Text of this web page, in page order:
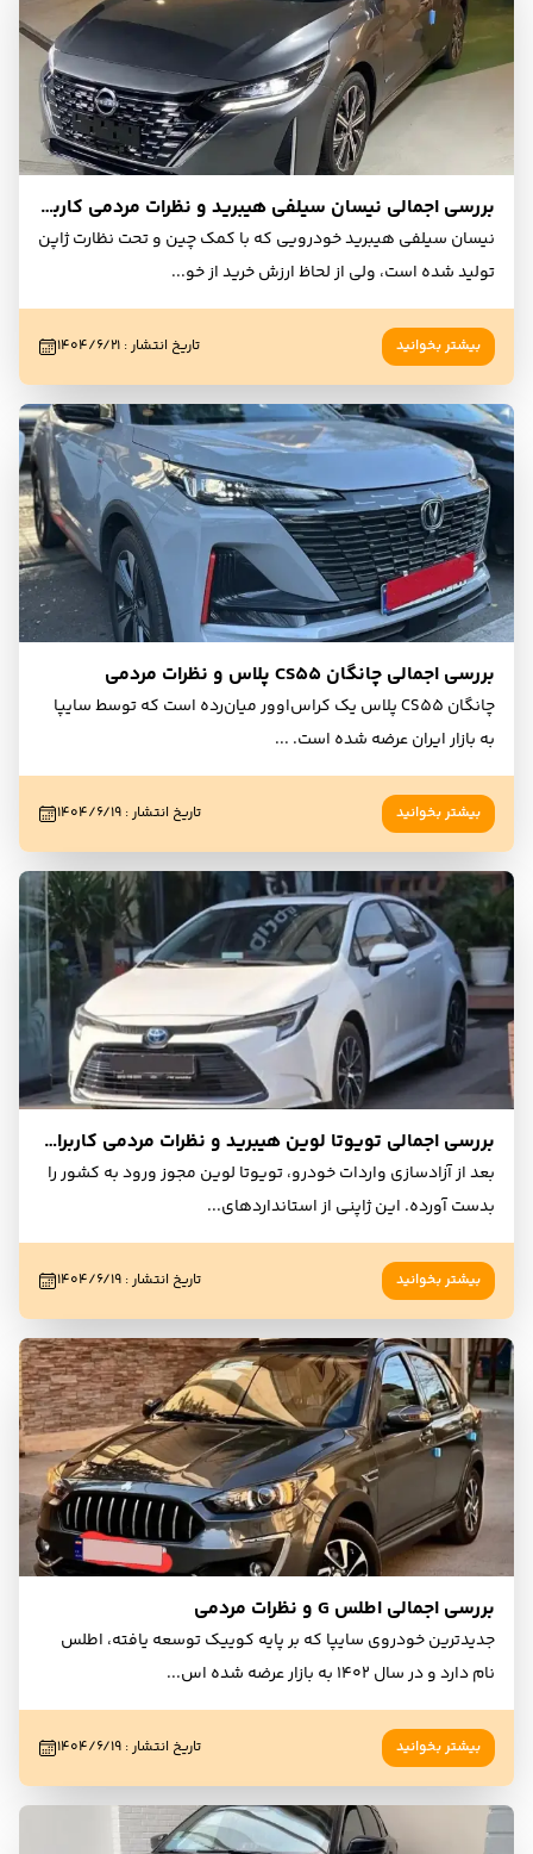
بررسی اجمالی نیسان سیلفی هیبرید و نظرات مردمی کاربران و مالکان
نیسان سیلفی هیبرید خودرویی که با کمک چین و تحت نظارت ژاپن
تولید شده است، ولی از لحاظ ارزش خرید از خو...
بیشتر بخوانید تاریخ انتشار: ۱۴۰۴/۶/۲۱
بررسی اجمالی چانگان CS55 پلاس و نظرات مردمی
چانگان CS55 پلاس یک کراس‌اوور میان‌رده است که توسط سایپا
به بازار ایران عرضه شده است. ...
بیشتر بخوانید تاریخ انتشار: ۱۴۰۴/۶/۱۹
بررسی اجمالی تویوتا لوین هیبرید و نظرات مردمی کاربران ومالکان
بعد از آزادسازی واردات خودرو، تویوتا لوین مجوز ورود به کشور را
بدست آورده. این ژاپنی از استانداردهای...
بیشتر بخوانید تاریخ انتشار: ۱۴۰۴/۶/۱۹
بررسی اجمالی اطلس G و نظرات مردمی
جدیدترین خودروی سایپا که بر پایه کوییک توسعه یافته، اطلس
نام دارد و در سال ۱۴۰۲ به بازار عرضه شده اس
...
بیشتر بخوانید تاریخ انتشار: ۱۴۰۴/۶/۱۹